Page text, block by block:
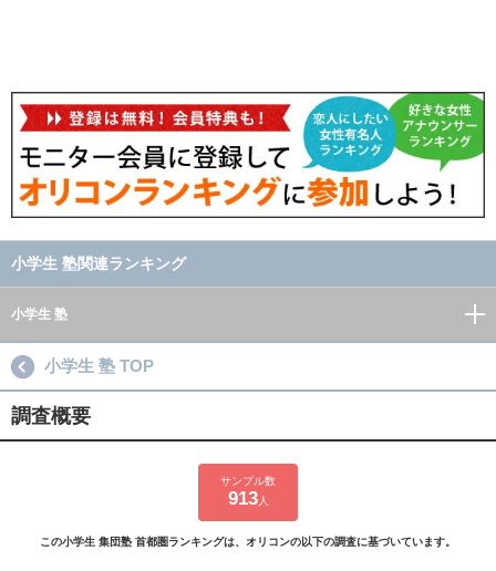
小学生 塾関連ランキング
小学生 塾
小学生 塾 TOP
調査概要
サンプル数
913人
この小学生 集団塾 首都圏ランキングは、オリコンの以下の調査に基づいています。